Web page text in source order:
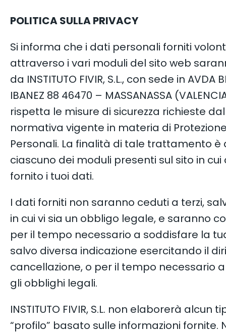
POLITICA SULLA PRIVACY
Si informa che i dati personali forniti
attraverso i vari moduli del sito web
da INSTITUTO FIVIR, S.L., con sede in AVDA
IBANEZ 88 46470 – MASSANASSA
rispetta le misure di sicurezza richieste
normativa vigente in materia di
Personali. La finalità di tale trattamento è
ciascuno dei moduli presenti sul sito in cui
fornito i tuoi dati.
I dati forniti non saranno ceduti a terzi,
in cui vi sia un obbligo legale, e saranno
per il tempo necessario a soddisfare la
salvo diversa indicazione esercitando il
cancellazione, o per il tempo necessario
gli obblighi legali.
INSTITUTO FIVIR, S.L. non elaborerà alcun
“profilo” basato sulle informazioni fornite.